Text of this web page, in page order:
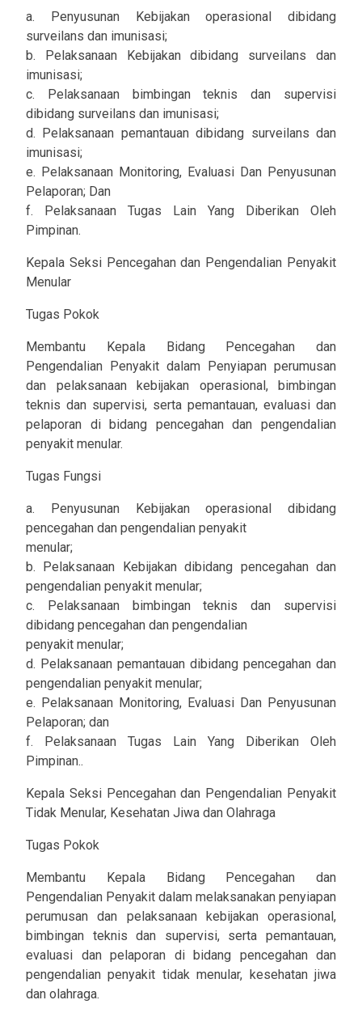
a. Penyusunan Kebijakan operasional dibidang
surveilans dan imunisasi;
b. Pelaksanaan Kebijakan dibidang surveilans dan
imunisasi;
c. Pelaksanaan bimbingan teknis dan supervisi
dibidang surveilans dan imunisasi;
d. Pelaksanaan pemantauan dibidang surveilans dan
imunisasi;
e. Pelaksanaan Monitoring, Evaluasi Dan Penyusunan
Pelaporan; Dan
f. Pelaksanaan Tugas Lain Yang Diberikan Oleh
Pimpinan.
Kepala Seksi Pencegahan dan Pengendalian Penyakit
Menular
Tugas Pokok
Membantu Kepala Bidang Pencegahan dan
Pengendalian Penyakit dalam Penyiapan perumusan
dan pelaksanaan kebijakan operasional, bimbingan
teknis dan supervisi, serta pemantauan, evaluasi dan
pelaporan di bidang pencegahan dan pengendalian
penyakit menular.
Tugas Fungsi
a. Penyusunan Kebijakan operasional dibidang
pencegahan dan pengendalian penyakit
menular;
b. Pelaksanaan Kebijakan dibidang pencegahan dan
pengendalian penyakit menular;
c. Pelaksanaan bimbingan teknis dan supervisi
dibidang pencegahan dan pengendalian
penyakit menular;
d. Pelaksanaan pemantauan dibidang pencegahan dan
pengendalian penyakit menular;
e. Pelaksanaan Monitoring, Evaluasi Dan Penyusunan
Pelaporan; dan
f. Pelaksanaan Tugas Lain Yang Diberikan Oleh
Pimpinan..
Kepala Seksi Pencegahan dan Pengendalian Penyakit
Tidak Menular, Kesehatan Jiwa dan Olahraga
Tugas Pokok
Membantu Kepala Bidang Pencegahan dan
Pengendalian Penyakit dalam melaksanakan penyiapan
perumusan dan pelaksanaan kebijakan operasional,
bimbingan teknis dan supervisi, serta pemantauan,
evaluasi dan pelaporan di bidang pencegahan dan
pengendalian penyakit tidak menular, kesehatan jiwa
dan olahraga.